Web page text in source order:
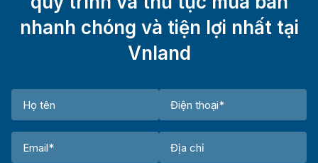
nhanh chóng và tiện lợi nhất tại
Vnland